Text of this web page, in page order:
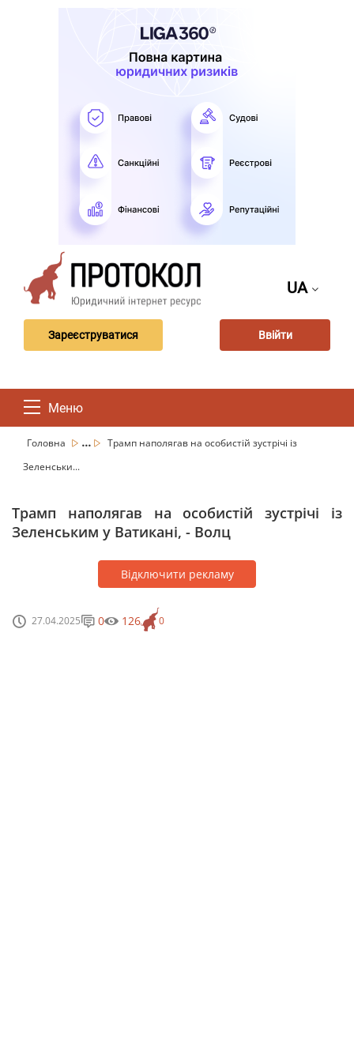
UA
Зареєструватися Ввійти
Меню
Головна ...
Трамп наполягав на особистій зустрічі із
Зеленськи...
Трамп наполягав на особистій зустрічі із
Зеленським у Ватикані, - Волц
Відключити рекламу
27.04.2025 0
0 126